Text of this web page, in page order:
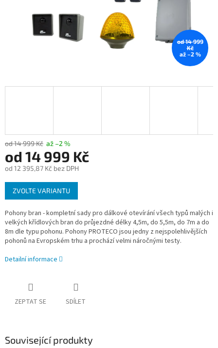
od 14 999
Kč
až –2 %
od 14 999 Kč až –2 %
od 14 999 Kč
od 12 395,87 Kč bez DPH
Měrná
cena:
ZVOLTE VARIANTU
Pohony bran - kompletní sady pro dálkové otevírání všech typů malých i
velkých křídlových bran do průjezdné délky 4,5m, do 5,5m, do 7m a do
8m dle typu pohonu. Pohony PROTECO jsou jedny z nejspolehlivějších
pohonů na Evropském trhu a prochází velmi náročnými testy.
Detailní informace
ZEPTAT SE SDÍLET
Související produkty